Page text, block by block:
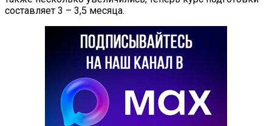
составляет 3 – 3,5 месяца.